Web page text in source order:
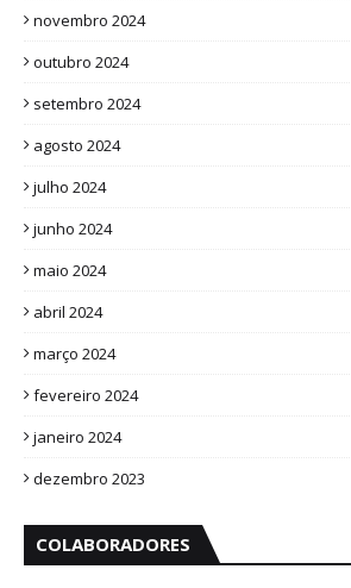
novembro 2024
outubro 2024
setembro 2024
agosto 2024
julho 2024
junho 2024
maio 2024
abril 2024
março 2024
fevereiro 2024
janeiro 2024
dezembro 2023
COLABORADORES